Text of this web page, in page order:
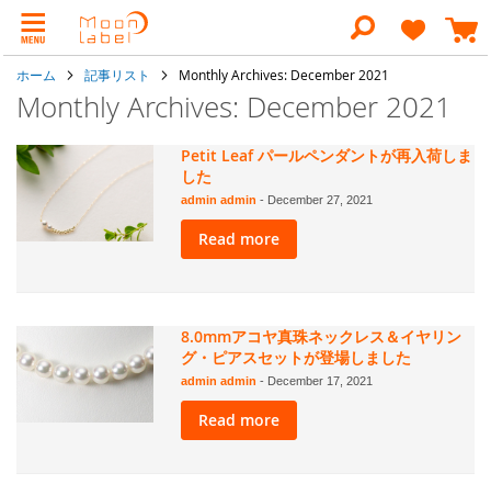
ン
テ
ン
検
索
ホーム 記事リスト Monthly Archives: December 2021
Monthly Archives: December 2021
Petit Leaf パールペンダントが再入荷しま
した
admin admin- December 27, 2021
Read more
8.0mmアコヤ真珠ネックレス＆イヤリン
グ・ピアスセットが登場しました
admin admin- December 17, 2021
Read more